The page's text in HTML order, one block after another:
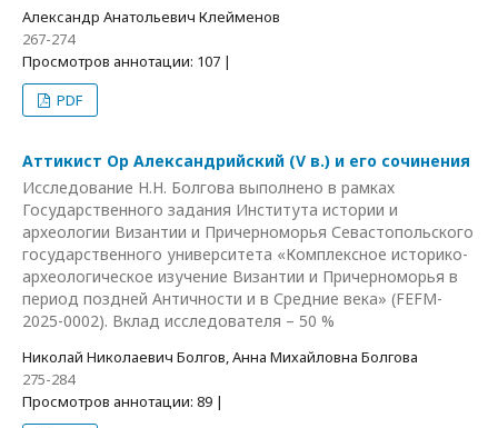
Александр Анатольевич Клейменов
267-274
Просмотров аннотации: 107 |
PDF
Аттикист Ор Александрийский (V в.) и его сочинения
Исследование Н.Н. Болгова выполнено в рамках
Государственного задания Института истории и
археологии Византии и Причерноморья Севастопольского
государственного университета «Комплексное историко-
археологическое изучение Византии и Причерноморья в
период поздней Античности и в Средние века» (FEFM-
2025-0002). Вклад исследователя – 50 %
Николай Николаевич Болгов, Анна Михайловна Болгова
275-284
Просмотров аннотации: 89 |